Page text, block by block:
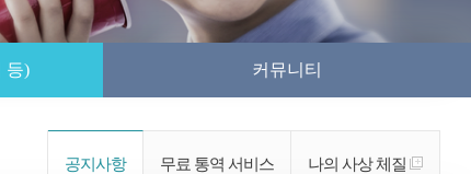
등) 커뮤니티
공지사항 무료 통역 서비스 나의 사상 체질